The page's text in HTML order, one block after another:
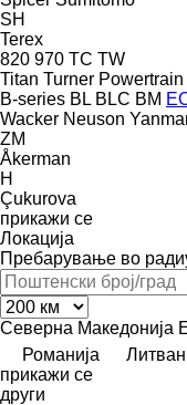
SH
Terex
820 970 TC TW
Titan Turner
B-series BL BLC BM
Wacker Neuson
ZM
Åkerman
H
Çukurova
прикажи се
Локација
Пребарување во
Северна Македонија
Романија
прикажи се
други